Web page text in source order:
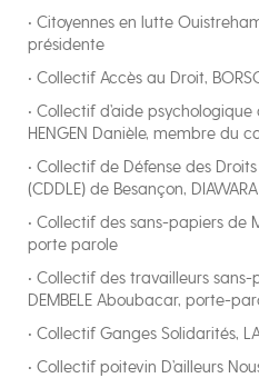
• Citoyennes en lutte
présidente
• Collectif Accès au Droit,
• Collectif d’aide
HENGEN Danièle, membre du
• Collectif de Défense des
(CDDLE) de Besançon,
• Collectif des sans-papiers de
porte parole
• Collectif des travailleurs
DEMBELE Aboubacar, porte-
• Collectif Ganges Solidarités,
• Collectif poitevin D’ailleurs